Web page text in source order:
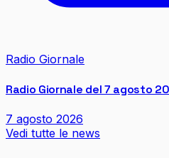
Radio Giornale
Radio Giornale del 7 agosto
7 agosto 2026
Vedi tutte le news